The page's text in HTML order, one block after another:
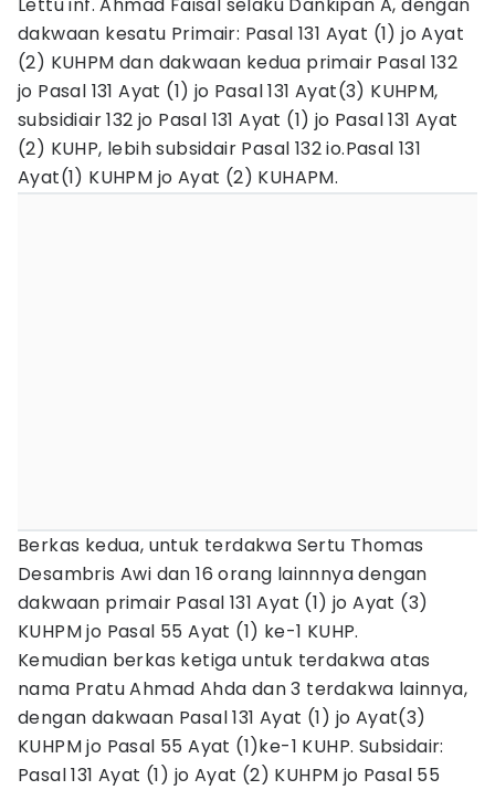
dakwaan kesatu Primair: Pasal 131 Ayat (1) jo Ayat
(2) KUHPM dan dakwaan kedua primair Pasal 132
jo Pasal 131 Ayat (1) jo Pasal 131 Ayat(3) KUHPM,
subsidiair 132 jo Pasal 131 Ayat (1) jo Pasal 131 Ayat
(2) KUHP, lebih subsidair Pasal 132 io.Pasal 131
Ayat(1) KUHPM jo Ayat (2) KUHAPM.
Berkas kedua, untuk terdakwa Sertu Thomas
Desambris Awi dan 16 orang lainnnya dengan
dakwaan primair Pasal 131 Ayat (1) jo Ayat (3)
KUHPM jo Pasal 55 Ayat (1) ke-1 KUHP.
Kemudian berkas ketiga untuk terdakwa atas
nama Pratu Ahmad Ahda dan 3 terdakwa lainnya,
dengan dakwaan Pasal 131 Ayat (1) jo Ayat(3)
KUHPM jo Pasal 55 Ayat (1)ke-1 KUHP. Subsidair:
Pasal 131 Ayat (1) jo Ayat (2) KUHPM jo Pasal 55